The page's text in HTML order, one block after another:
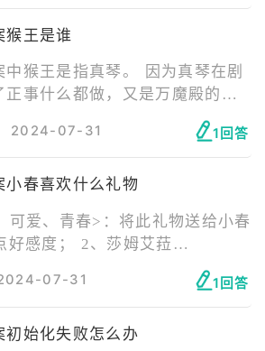
扮演游戏。 游戏中玩家将扮演教
异的学生们通过重重考验，打
猴王是谁
中猴王是指真琴。 因为真琴在剧
正事什么都做，又是万魔殿的领
玩家称作“猴王”。而部分喜爱
礼服真琴）颜值的老师则称其为
2024-07-31 1回答
小春喜欢什么礼物
可爱、青春>：将此礼物送给小春
好感度； 2、莎姆艾菈
」：将此礼物送给小春可以增加
3、禁忌之恋 ~不被允许的恋情
将此礼物送给小春可以增加60点
天用泳圈：将此礼物送给小春
07-31 1回答
初始化失败怎么办